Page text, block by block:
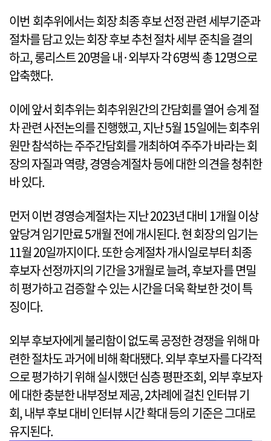
이번 회추위에서는 회장 최종 후보 선정 관련 세부기준과
절차를 담고 있는 회장 후보 추천 절차 세부 준칙을 결의
하고, 롱리스트 20명을 내·외부자 각 6명씩 총 12명으로
압축했다.
이에 앞서 회추위는 회추위원간의 간담회를 열어 승계 절
차 관련 사전논의를 진행했고, 지난 5월 15일에는 회추위
원만 참석하는 주주간담회를 개최하여 주주가 바라는 회
장의 자질과 역량, 경영승계절차 등에 대한 의견을 청취한
바 있다.
먼저 이번 경영승계절차는 지난 2023년 대비 1개월 이상
앞당겨 임기만료 5개월 전에 개시된다. 현 회장의 임기는
11월 20일까지이다. 또한 승계절차 개시일로부터 최종
후보자 선정까지의 기간을 3개월로 늘려, 후보자를 면밀
히 평가하고 검증할 수 있는 시간을 더욱 확보한 것이 특
징이다.
외부 후보자에게 불리함이 없도록 공정한 경쟁을 위해 마
련한 절차도 과거에 비해 확대됐다. 외부 후보자를 다각적
으로 평가하기 위해 실시했던 심층 평판조회, 외부 후보자
에 대한 충분한 내부정보 제공, 2차례에 걸친 인터뷰 기
회, 내부 후보 대비 인터뷰 시간 확대 등의 기준은 그대로
유지된다.